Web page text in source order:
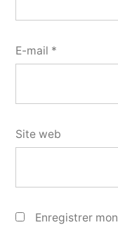
E-mail *
Site web
Enregistrer